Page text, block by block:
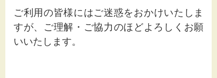
ご利用の皆様にはご迷惑をおかけいたしま
すが、ご理解・ご協力のほどよろしくお願
いいたします。